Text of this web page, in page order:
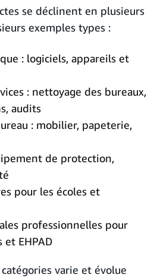
se déclinent en plusieurs
exemples types :
: logiciels, appareils et
: nettoyage des bureaux,
audits
: mobilier, papeterie,
de protection,
pour les écoles et
professionnelles pour
EHPAD
varie et évolue